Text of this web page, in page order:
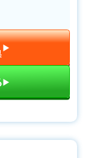
▶︎
▶︎